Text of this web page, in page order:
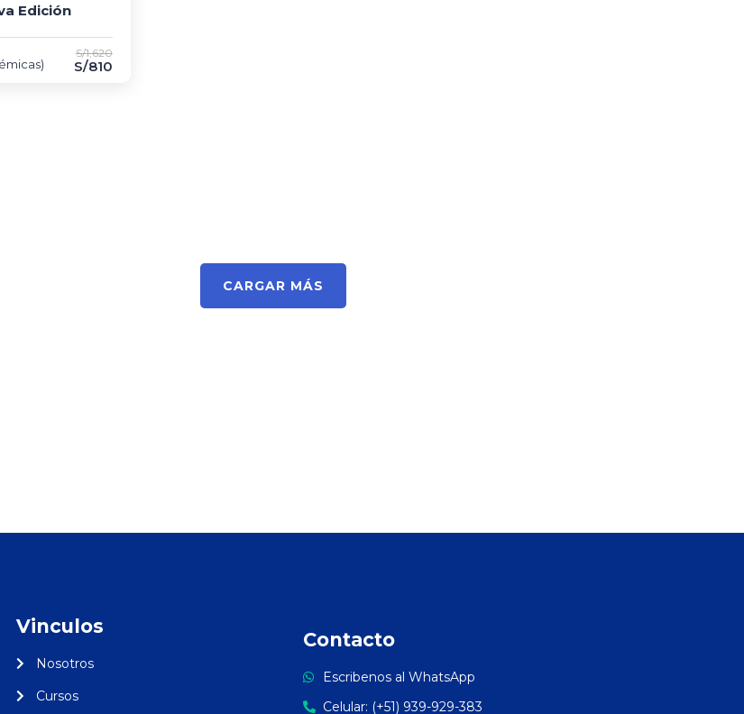
Edición
S/1,620
S/810
CARGAR MÁS
Vinculos
Nosotros
Cursos
Contacto
Escribenos al WhatsApp
Celular: (+51) 939-929-383